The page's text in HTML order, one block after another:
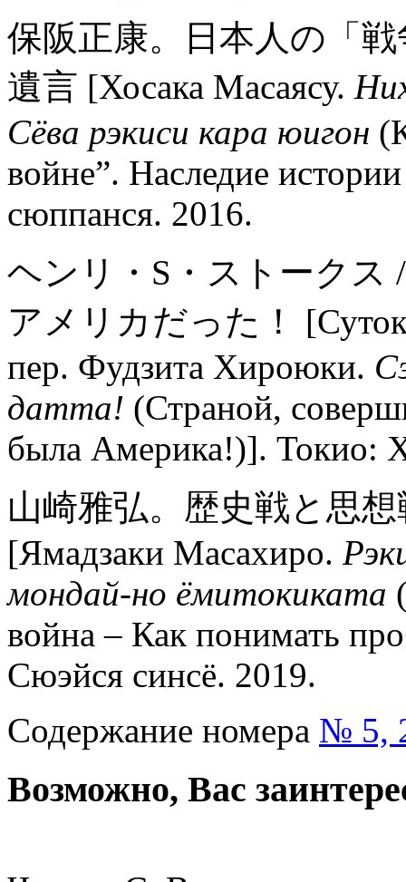
保阪正康。日本人の「
遺言 [Хосака Масаясу.
Сёва рэкиси кара юигон
войне”. Наследие
сюппанся. 2016.
ヘンリ・S・ストーク
アメリカだった！
пер. Фудзита Хироюки.
датта! (Страной,
была Америка!)]. Токио:
山崎雅弘。歴史戦と思
[Ямадзаки Масахиро.
мондай-но ёмитокиката
война – Как понимать
Сюэйся синсё. 2019.
Содержание номера № 5,
Возможно, Вас